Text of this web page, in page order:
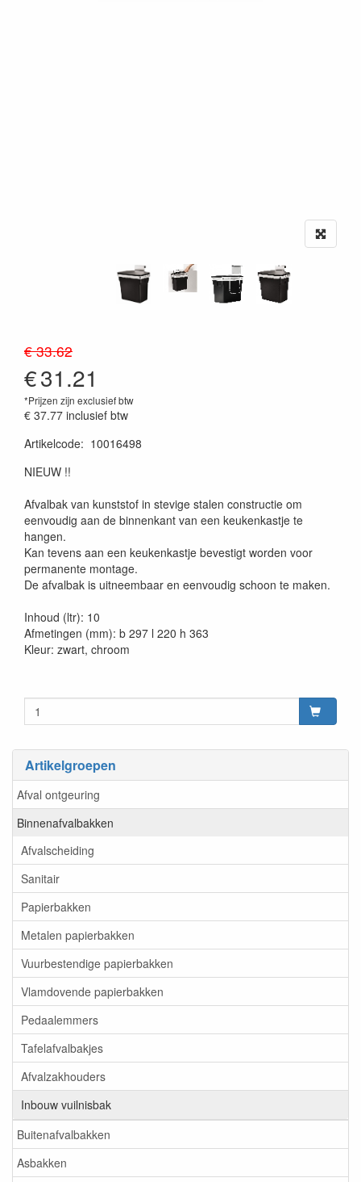
Artikelgroepen
Afval ontgeuring
Binnenafvalbakken
Afvalscheiding
Sanitair
Papierbakken
Metalen papierbakken
Vuurbestendige papierbakken
Vlamdovende papierbakken
Pedaalemmers
Tafelafvalbakjes
Afvalzakhouders
Inbouw vuilnisbak
Buitenafvalbakken
Asbakken
€ 33.62
€31.21
*Prijzen zijn exclusief btw
€ 37.77 inclusief btw
Artikelcode: 10016498
NIEUW !!
Afvalbak van kunststof in stevige stalen constructie om
eenvoudig aan de binnenkant van een keukenkastje te
hangen.
Kan tevens aan een keukenkastje bevestigt worden voor
permanente montage.
De afvalbak is uitneembaar en eenvoudig schoon te maken.
Inhoud (ltr): 10
Afmetingen (mm): b 297 l 220 h 363
Kleur: zwart, chroom